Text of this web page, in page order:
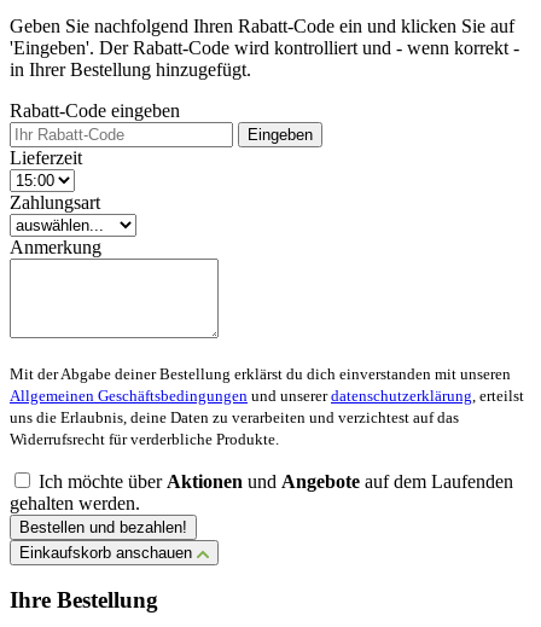
Geben Sie nachfolgend Ihren Rabatt-Code ein und klicken Sie auf
'Eingeben'. Der Rabatt-Code wird kontrolliert und - wenn korrekt -
in Ihrer Bestellung hinzugefügt.
Rabatt-Code eingeben
Eingeben
Lieferzeit
Zahlungsart
Anmerkung
Mit der Abgabe deiner Bestellung erklärst du dich einverstanden mit unseren
Allgemeinen Geschäftsbedingungen und unsererdatenschutzerklärung , erteilst
uns die Erlaubnis, deine Daten zu verarbeiten und verzichtest auf das
Widerrufsrecht für verderbliche Produkte.
Ich möchte über Aktionen und Angebote auf dem Laufenden
gehalten werden.
Bestellen und bezahlen!
Einkaufskorb anschauen
Ihre Bestellung